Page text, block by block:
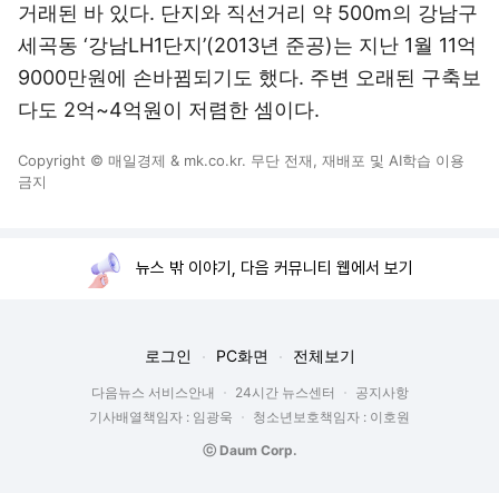
거래된 바 있다. 단지와 직선거리 약 500m의 강남구
세곡동 ‘강남LH1단지’(2013년 준공)는 지난 1월 11억
9000만원에 손바뀜되기도 했다. 주변 오래된 구축보
다도 2억~4억원이 저렴한 셈이다.
Copyright © 매일경제 & mk.co.kr. 무단 전재, 재배포 및 AI학습 이용
금지
뉴스 밖 이야기, 다음 커뮤니티 웹에서 보기
로그인 PC화면 전체보기
다음뉴스 서비스안내 24시간 뉴스센터
공지사항
기사배열책임자 : 임광욱
청소년보호책임자 : 이호원
ⓒ Daum Corp.